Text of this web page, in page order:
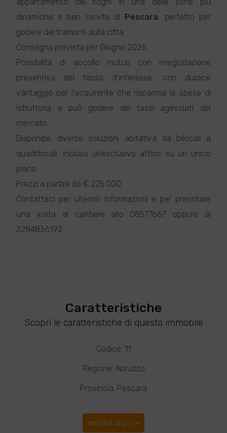
dinamiche e ben servite di Pescara, perfetto per
godere dei tramonti sulla città.
Consegna prevista per Giugno 2026.
Possibilità di accollo mutuo con rinegoziazione
preventiva del tasso d'interesse, con duplice
vantaggio per l'acquirente che risparmia le spese di
istruttoria e può godere dei tassi agevolati del
mercato.
Disponibili diverse soluzioni abitativa da bilocali a
quadrilocali, incluso un'esclusivo attico su un unico
piano.
Prezzi a partire da € 225.000.
Contattaci per ulteriori informazioni e per prenotare
una visita al cantiere allo 08577667 oppure al
3284836192.
Caratteristiche
Scopri le caratteristiche di questo immobile
Codice: 11
Regione: Abruzzo
Provincia: Pescara
mostra di più